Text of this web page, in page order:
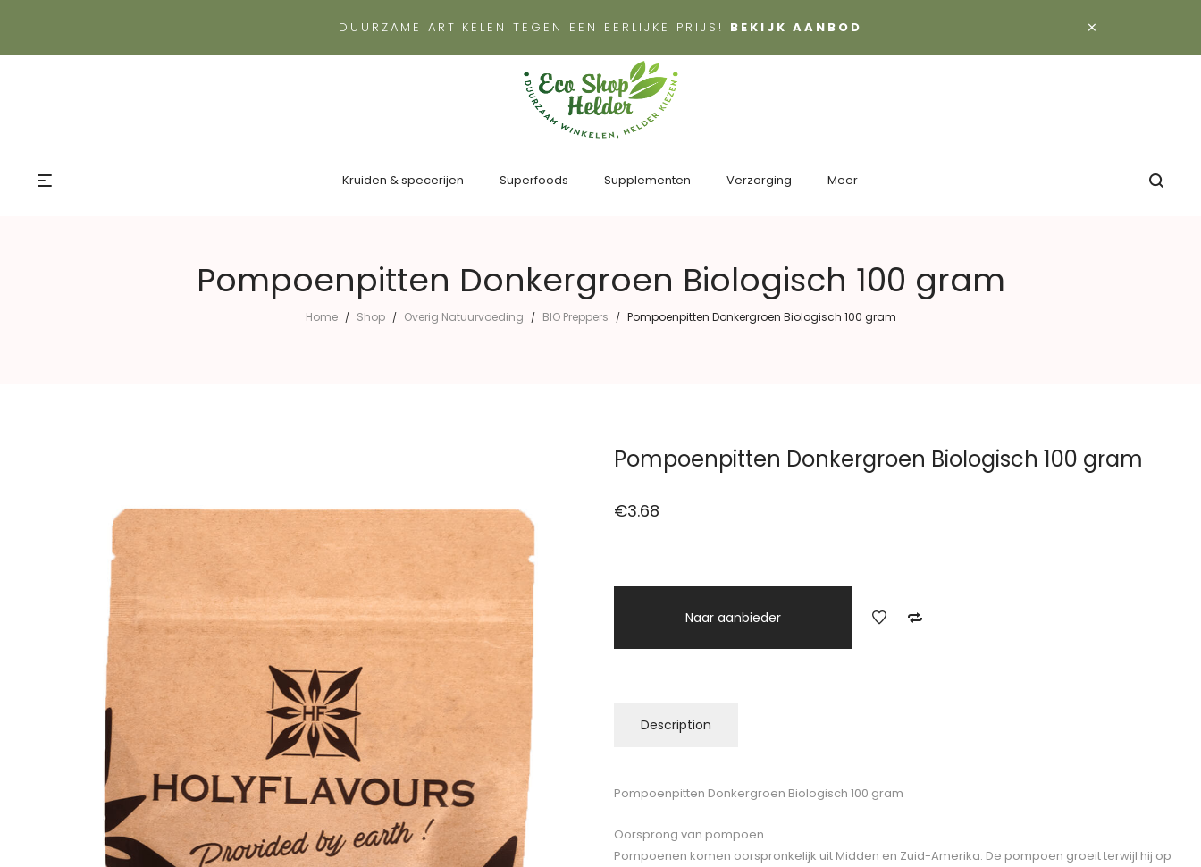
×
DUURZAME ARTIKELEN TEGEN EEN EERLIJKE PRIJS! BEKIJK AANBOD
Kruiden & specerijen Superfoods Supplementen Verzorging Meer
Pompoenpitten Donkergroen Biologisch 100 gram
Home / Shop / Overig Natuurvoeding / BIO Preppers / Pompoenpitten Donkergroen Biologisch 100 gram
Pompoenpitten Donkergroen Biologisch 100 gram
€3.68
Naar aanbieder
Description
Pompoenpitten Donkergroen Biologisch 100 gram
Oorsprong van pompoen
Pompoenen komen oorspronkelijk uit Midden en Zuid-Amerika. De pompoen groeit terwijl hij op